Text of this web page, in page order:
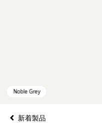
新着製品